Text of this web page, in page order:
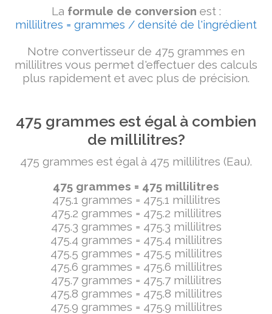
La formule de conversion est :
millilitres = grammes / densité de l'ingrédient
Notre convertisseur de 475 grammes en
millilitres vous permet d'effectuer des calculs
plus rapidement et avec plus de précision.
475 grammes est égal à combien
de millilitres?
475 grammes est égal à 475 millilitres (Eau).
475 grammes = 475 millilitres
475.1 grammes = 475.1 millilitres
475.2 grammes = 475.2 millilitres
475.3 grammes = 475.3 millilitres
475.4 grammes = 475.4 millilitres
475.5 grammes = 475.5 millilitres
475.6 grammes = 475.6 millilitres
475.7 grammes = 475.7 millilitres
475.8 grammes = 475.8 millilitres
475.9 grammes = 475.9 millilitres